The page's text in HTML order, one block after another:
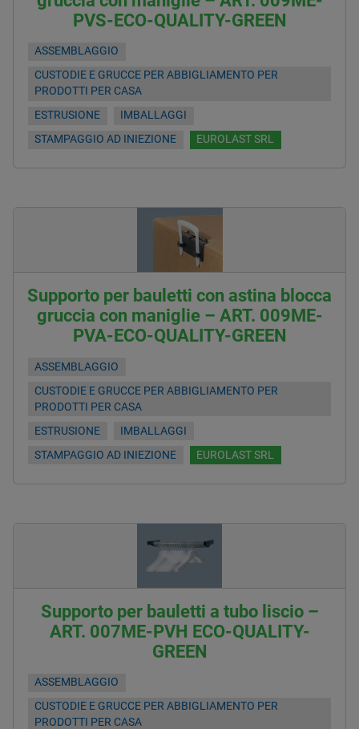
PVS-ECO-QUALITY-GREEN
ASSEMBLAGGIO
CUSTODIE E GRUCCE PER ABBIGLIAMENTO PER
PRODOTTI PER CASA
ESTRUSIONE
IMBALLAGGI
STAMPAGGIO AD INIEZIONE
EUROLAST SRL
Supporto per bauletti con astina blocca
gruccia con maniglie – ART. 009ME-
PVA-ECO-QUALITY-GREEN
ASSEMBLAGGIO
CUSTODIE E GRUCCE PER ABBIGLIAMENTO PER
PRODOTTI PER CASA
ESTRUSIONE
IMBALLAGGI
STAMPAGGIO AD INIEZIONE
EUROLAST SRL
Supporto per bauletti a tubo liscio –
ART. 007ME-PVH ECO-QUALITY-
GREEN
ASSEMBLAGGIO
CUSTODIE E GRUCCE PER ABBIGLIAMENTO PER
PRODOTTI PER CASA